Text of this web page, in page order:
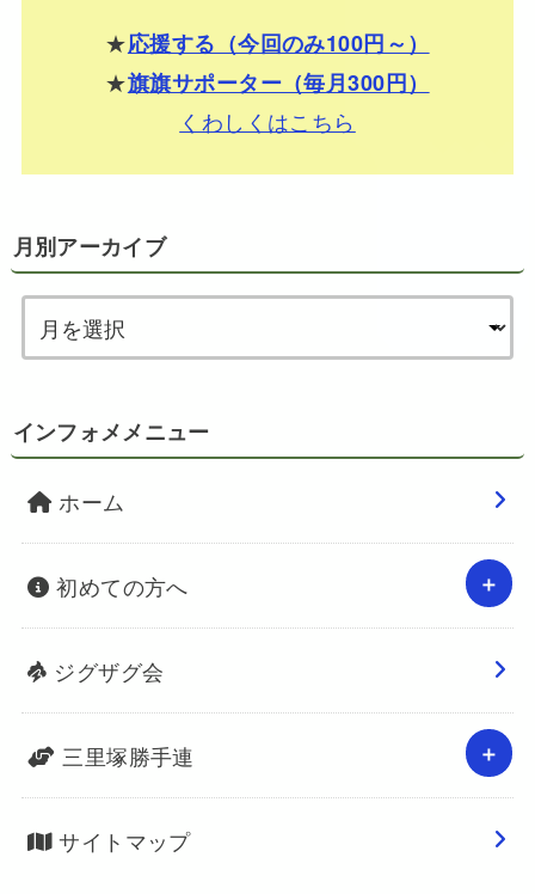
★応援する（今回のみ100円～）
★旗旗サポーター（毎月300円）
くわしくはこちら
月別アーカイブ
インフォメメニュー
ホーム
初めての方へ
ジグザグ会
三里塚勝手連
サイトマップ